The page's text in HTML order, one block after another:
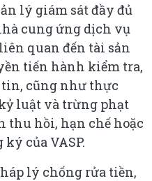
lý giám sát đầy đủ
cung ứng dịch vụ
quan đến tài sản
tiến hành kiểm tra,
tin, cũng như thực
luật và trừng phạt
thu hồi, hạn chế hoặc
của VASP.
lý chống rửa tiền,